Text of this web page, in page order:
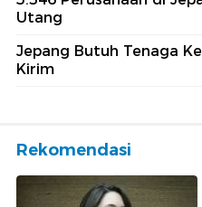
Utang
Jepang Butuh Tenaga
Kirim
Rekomendasi